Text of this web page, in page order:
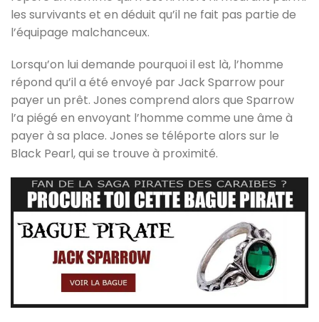
les survivants et en déduit qu’il ne fait pas partie de
l’équipage malchanceux.
Lorsqu’on lui demande pourquoi il est là, l’homme
répond qu’il a été envoyé par Jack Sparrow pour
payer un prêt. Jones comprend alors que Sparrow
l’a piégé en envoyant l’homme comme une âme à
payer à sa place. Jones se téléporte alors sur le
Black Pearl, qui se trouve à proximité.